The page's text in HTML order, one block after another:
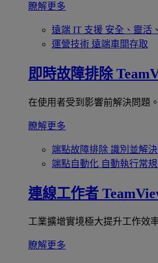
瞭解更多
遠端 IT 支援 安全、靈活
運營技術 遠端車間存取
即時故障排除
在使用者受到影響前解決問題。
瞭解更多
端點故障排除 識別並解
端點自動化 自動執行常
連線工作者
工業擴增實境極大提升工作效
瞭解更多